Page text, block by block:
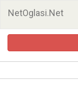
NetOglasi.Net
Pretraga oglasa